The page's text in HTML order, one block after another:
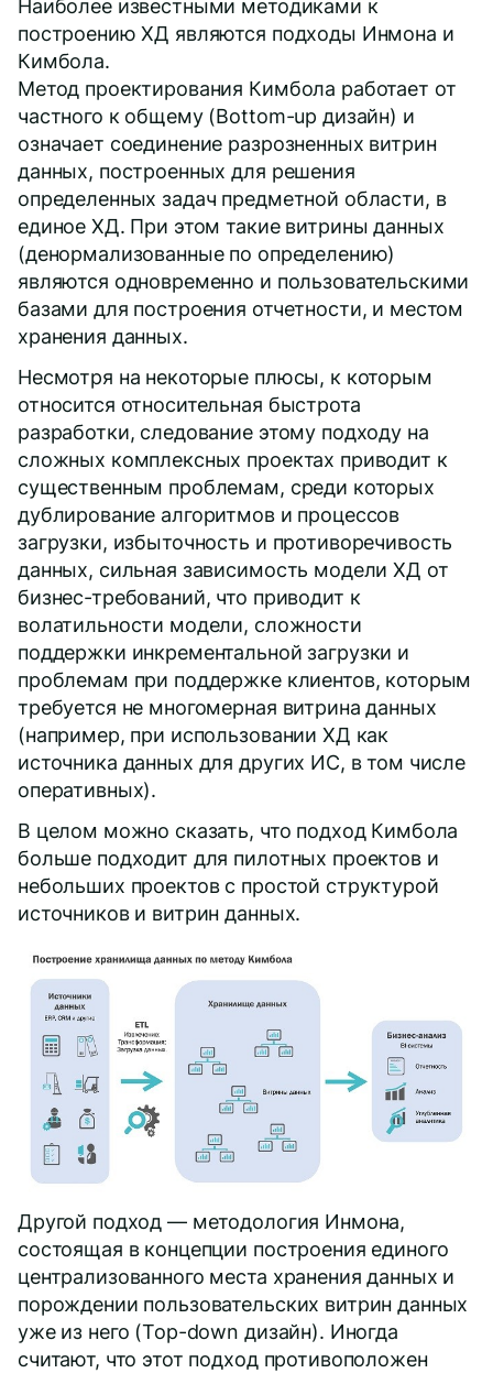
Наиболее известными методиками к
построению ХД являются подходы Инмона и
Кимбола.
Метод проектирования Кимбола работает от
частного к общему (Bottom-up дизайн) и
означает соединение разрозненных витрин
данных, построенных для решения
определенных задач предметной области, в
единое ХД. При этом такие витрины данных
(денормализованные по определению)
являются одновременно и пользовательскими
базами для построения отчетности, и местом
хранения данных.
Несмотря на некоторые плюсы, к которым
относится относительная быстрота
разработки, следование этому подходу на
сложных комплексных проектах приводит к
существенным проблемам, среди которых
дублирование алгоритмов и процессов
загрузки, избыточность и противоречивость
данных, сильная зависимость модели ХД от
бизнес-требований, что приводит к
волатильности модели, сложности
поддержки инкрементальной загрузки и
проблемам при поддержке клиентов, которым
требуется не многомерная витрина данных
(например, при использовании ХД как
источника данных для других ИС, в том числе
оперативных).
В целом можно сказать, что подход Кимбола
больше подходит для пилотных проектов и
небольших проектов с простой структурой
источников и витрин данных.
Другой подход — методология Инмона,
состоящая в концепции построения единого
централизованного места хранения данных и
порождении пользовательских витрин данных
уже из него (Top-down дизайн). Иногда
считают, что этот подход противоположен